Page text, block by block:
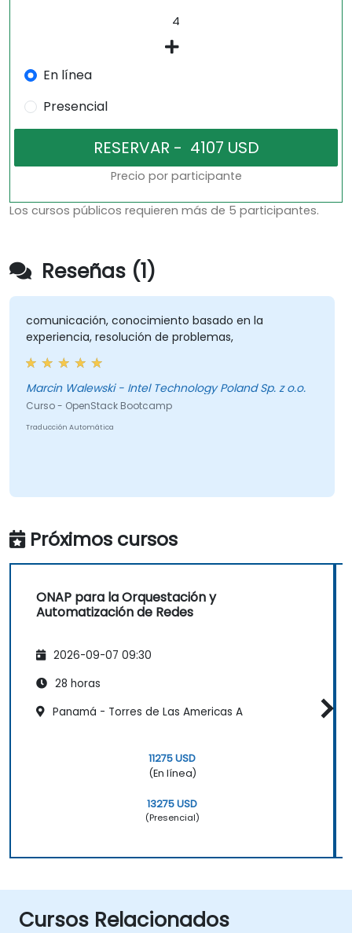
En línea
Presencial
Precio por participante
Los cursos públicos requieren más de 5 participantes.
Reseñas (1)
comunicación, conocimiento basado en la
experiencia, resolución de problemas,
Marcin Walewski - Intel Technology Poland Sp. z o.o.
Curso - OpenStack Bootcamp
Traducción Automática
Próximos cursos
ONAP para la Orquestación y
Automatización de Redes
2026-09-07 09:30
28 horas
Panamá - Torres de Las Americas A
11275 USD
(En línea)
13275 USD
(Presencial)
Cursos Relacionados